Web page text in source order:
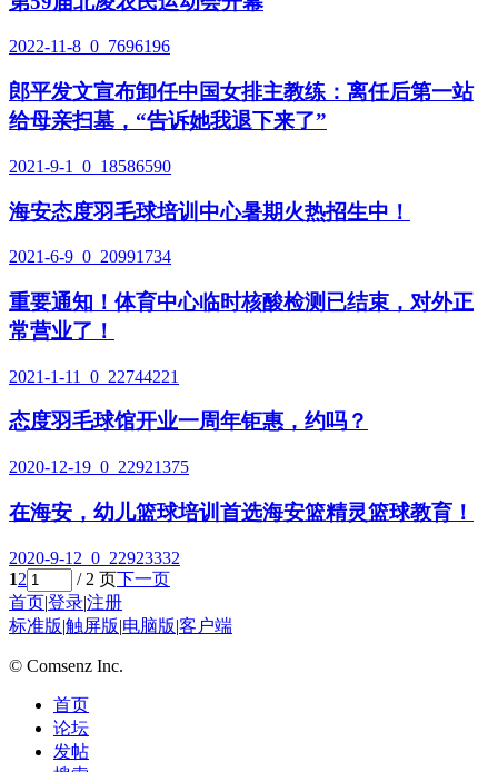
2022-11-8 0 7696196
郎平发文宣布卸任中国女排主教练：离任后第一站
给母亲扫墓，“告诉她我退下来了”
2021-9-1 0 18586590
海安态度羽毛球培训中心暑期火热招生中！
2021-6-9 0 20991734
重要通知！体育中心临时核酸检测已结束，对外正
常营业了！
2021-1-11 0 22744221
态度羽毛球馆开业一周年钜惠，约吗？
2020-12-19 0 22921375
在海安，幼儿篮球培训首选海安篮精灵篮球教育！
2020-9-12 0 22923332
12 / 2 页下一页
首页|登录|注册
标准版|触屏版|电脑版|客户端
© Comsenz Inc.
首页
论坛
发帖